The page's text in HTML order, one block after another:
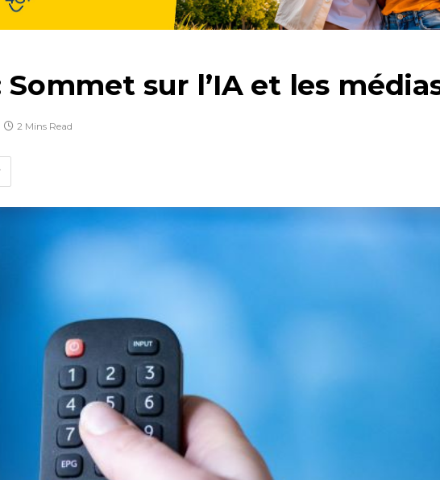
sur l’IA et les
2 Mins Read